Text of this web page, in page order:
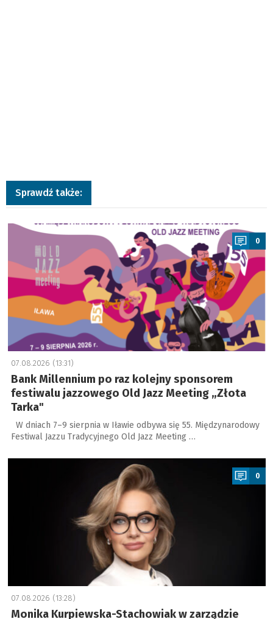
Sprawdź także:
a
0
07.08.2026 (13:31)
Bank Millennium po raz kolejny sponsorem
festiwalu jazzowego Old Jazz Meeting „Złota
Tarka"
W dniach 7–9 sierpnia w Iławie odbywa się 55. Międzynarodowy
Festiwal Jazzu Tradycyjnego Old Jazz Meeting …
a
0
07.08.2026 (13:28)
Monika Kurpiewska-Stachowiak w zarządzie